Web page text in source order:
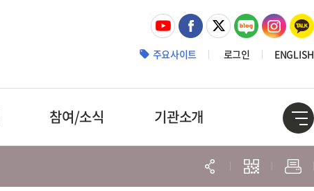
주요사이트 로그인 ENGLISH
참여/소식 기관소개